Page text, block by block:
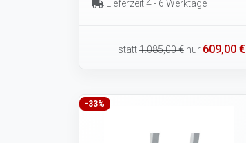
Lieferzeit 4 - 6 Werktage
statt1.085,00 € nur 609,00 €
-33%